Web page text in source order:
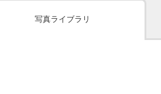
写真ライブラリ